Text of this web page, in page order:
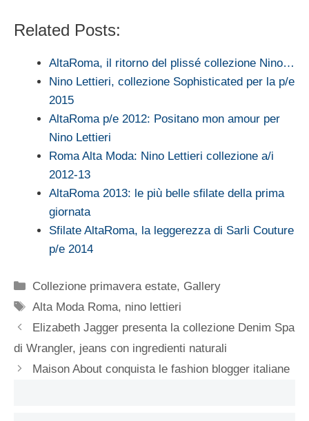
Related Posts:
AltaRoma, il ritorno del plissé collezione Nino…
Nino Lettieri, collezione Sophisticated per la p/e
2015
AltaRoma p/e 2012: Positano mon amour per
Nino Lettieri
Roma Alta Moda: Nino Lettieri collezione a/i
2012-13
AltaRoma 2013: le più belle sfilate della prima
giornata
Sfilate AltaRoma, la leggerezza di Sarli Couture
p/e 2014
Categorie
Collezione primavera estate, Gallery
Tag
Alta Moda Roma, nino lettieri
Elizabeth Jagger presenta la collezione Denim Spa
di Wrangler, jeans con ingredienti naturali
Maison About conquista le fashion blogger italiane